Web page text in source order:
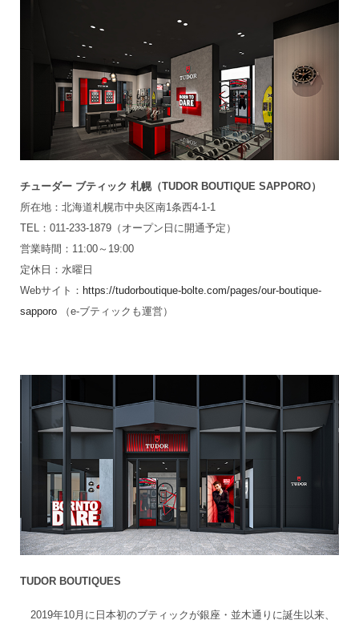
チューダー ブティック 札幌（TUDOR BOUTIQUE SAPPORO）
所在地：北海道札幌市中央区南1条西4-1-1
TEL：011-233-1879（オープン日に開通予定）
営業時間：11:00～19:00
定休日：水曜日
Webサイト： https://tudorboutique-bolte.com/pages/our-boutique-
sapporo（e-ブティックも運営）
TUDOR BOUTIQUES
2019年10月に日本初のブティックが銀座・並木通りに誕生以来、